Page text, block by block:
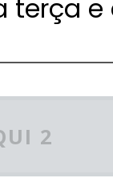
terça
2